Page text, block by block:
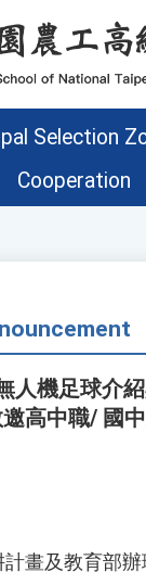
Selection
Cooperation
人機足球介
高中職/ 國
畫及教育部